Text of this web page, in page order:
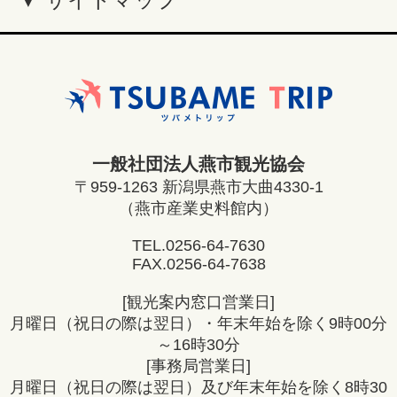
一般社団法人燕市観光協会
〒959-1263 新潟県燕市大曲4330-1
（燕市産業史料館内）
TEL.0256-64-7630
FAX.0256-64-7638
[観光案内窓口営業日]
月曜日（祝日の際は翌日）・年末年始を除く9時00分
～16時30分
[事務局営業日]
月曜日（祝日の際は翌日）及び年末年始を除く8時30